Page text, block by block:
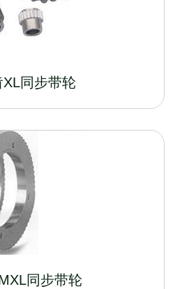
同步带轮
同步带轮